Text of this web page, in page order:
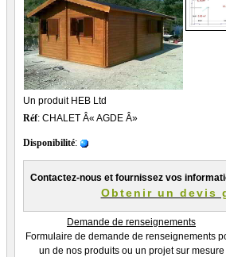
Un produit HEB Ltd
Réf: CHALET Â« AGDE Â»
Disponibilité:
Contactez-nous et fournissez vos
Obtenir un devis
Domaine
No TVA
Code postal*
Demande de renseignements
Formulaire de demande de renseignements
un de nos produits ou un projet sur mesure